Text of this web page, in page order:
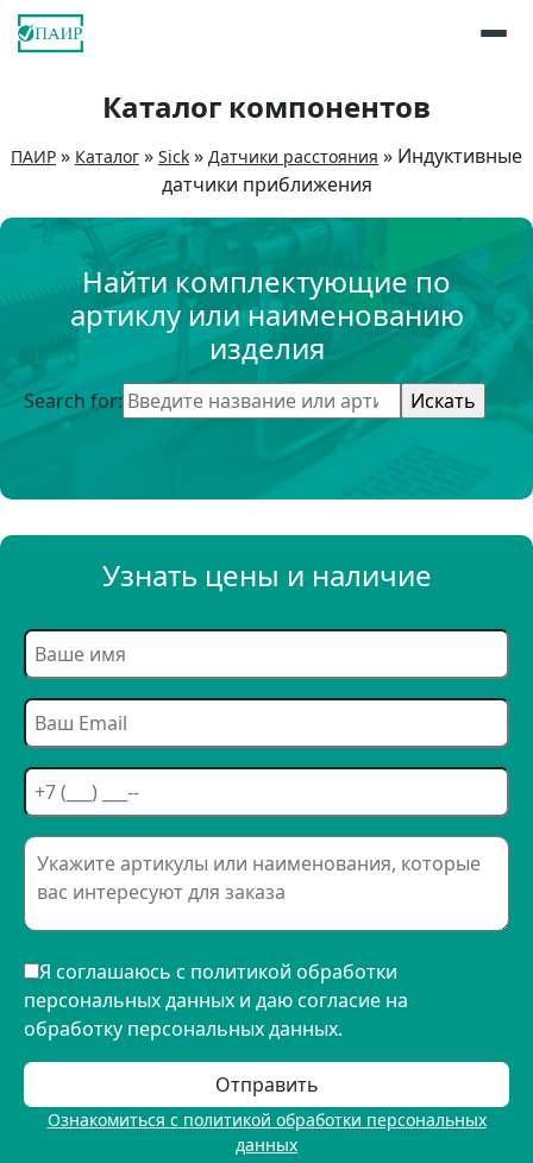
Каталог компонентов
ПАИР » Каталог » Sick » Датчики расстояния » Индуктивные
датчики приближения
Найти комплектующие по
артиклу или наименованию
изделия
Search for:
Узнать цены и наличие
Я соглашаюсь с политикой обработки
персональных данных и даю согласие на
обработку персональных данных.
Ознакомиться с политикой обработки персональных
данных